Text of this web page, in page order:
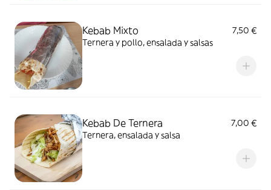
Kebab Mixto
7,50 €
Ternera y pollo, ensalada y salsas
Kebab De Ternera
7,00 €
Ternera, ensalada y salsa